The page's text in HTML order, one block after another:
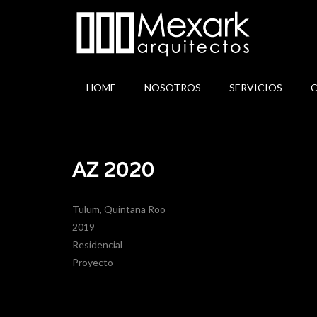
HOME NOSOTROS SERVICIOS
AZ 2020
Tulum, Quintana Roo
2019
Residencial
Proyecto